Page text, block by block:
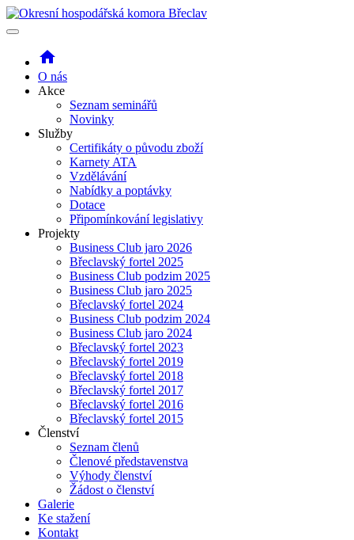
home
O nás
Akce
Seznam seminářů
Novinky
Služby
Certifikáty o původu zboží
Karnety ATA
Vzdělávání
Nabídky a poptávky
Dotace
Připomínkování legislativy
Projekty
Business Club jaro 2026
Břeclavský fortel 2025
Business Club podzim 2025
Business Club jaro 2025
Břeclavský fortel 2024
Business Club podzim 2024
Business Club jaro 2024
Břeclavský fortel 2023
Břeclavský fortel 2019
Břeclavský fortel 2018
Břeclavský fortel 2017
Břeclavský fortel 2016
Břeclavský fortel 2015
Členství
Seznam členů
Členové představenstva
Výhody členství
Žádost o členství
Galerie
Ke stažení
Kontakt